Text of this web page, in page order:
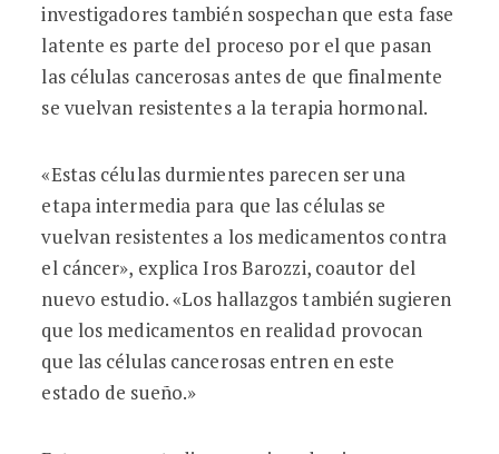
investigadores también sospechan que esta fase
latente es parte del proceso por el que pasan
las células cancerosas antes de que finalmente
se vuelvan resistentes a la terapia hormonal.
«Estas células durmientes parecen ser una
etapa intermedia para que las células se
vuelvan resistentes a los medicamentos contra
el cáncer», explica Iros Barozzi, coautor del
nuevo estudio. «Los hallazgos también sugieren
que los medicamentos en realidad provocan
que las células cancerosas entren en este
estado de sueño.»